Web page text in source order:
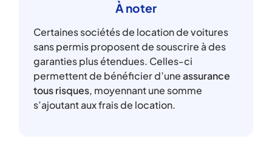
À noter
Certaines sociétés de location de voitures
sans permis proposent de souscrire à des
garanties plus étendues. Celles-ci
permettent de bénéficier d’uneassurance
tous risques, moyennant une somme
s’ajoutant aux frais de location.